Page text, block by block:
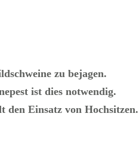
zu bejagen.
ist dies notwendig.
Einsatz von Hochsitzen.